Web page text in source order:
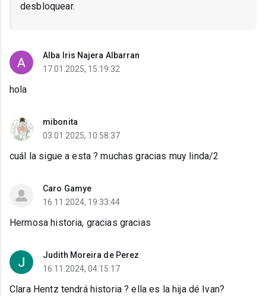
desbloquear.
Alba Iris Najera Albarran
17.01.2025, 15:19:32
hola
mibonita
03.01.2025, 10:58:37
cuál la sigue a esta ? muchas gracias muy linda/2
Caro Gamye
16.11.2024, 19:33:44
Hermosa historia, gracias gracias
Judith Moreira de Perez
16.11.2024, 04:15:17
Clara Hentz tendrá historia ? ella es la hija dé Ivan?